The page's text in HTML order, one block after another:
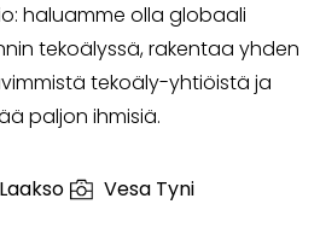
haluamme olla globaali
tekoälyssä, rakentaa yhden
tekoäly-yhtiöistä ja
paljon ihmisiä.
Vesa Tyni